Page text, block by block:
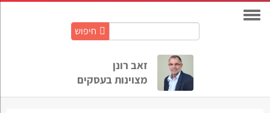
חיפוש
זאב רונן
מצוינות בעסקים